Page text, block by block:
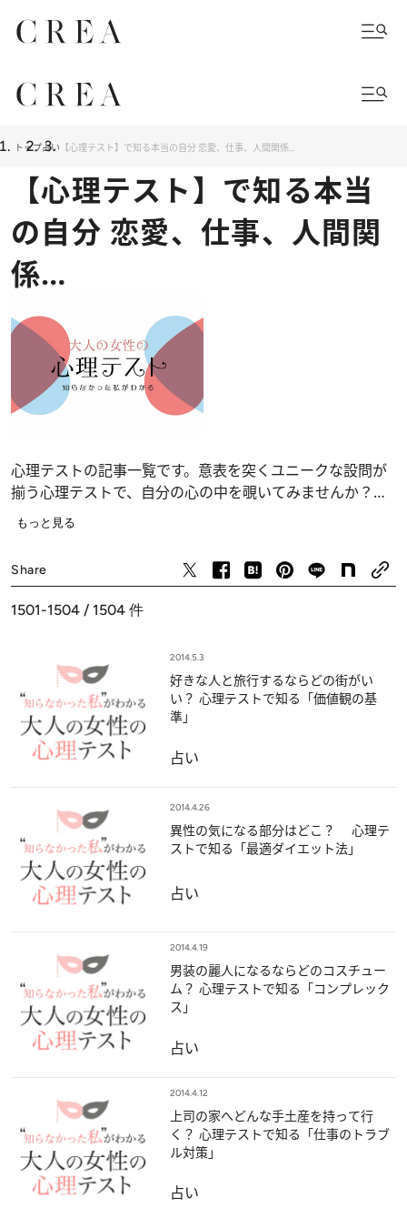
トップ占い 【心理テスト】で知る本当の自分 恋愛、仕事、人間関係…
【心理テスト】で知る本当
の自分 恋愛、仕事、人間関
係…
心理テストの記事一覧です。意表を突くユニークな設問が
揃う心理テストで、自分の心の中を覗いてみませんか？
恋愛、仕事、人間関係の深層心理……、自分でも気づかな
もっと見る
Share
1501-1504 / 1504 件
2014.5.3
好きな人と旅行するならどの街がい
い？ 心理テストで知る「価値観の基
準」
占い
2014.4.26
異性の気になる部分はどこ？ 心理テ
ストで知る「最適ダイエット法」
占い
2014.4.19
男装の麗人になるならどのコスチュー
ム？ 心理テストで知る「コンプレック
ス」
占い
2014.4.12
上司の家へどんな手土産を持って行
く？ 心理テストで知る「仕事のトラブ
ル対策」
占い